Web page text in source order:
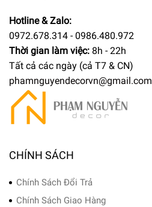
Hotline & Zalo:
0972.678.314 - 0986.480.972
Thời gian làm việc: 8h - 22h
Tất cả các ngày (cả T7 & CN)
phamnguyendecorvn@gmail.com
CHÍNH SÁCH
Chính Sách Đổi Trả
Chính Sách Giao Hàng